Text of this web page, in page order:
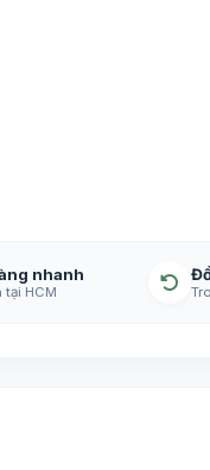
nhanh
tại HCM